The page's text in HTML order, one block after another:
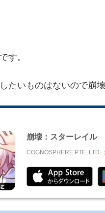
す。
たいものはないので崩
崩壊：スターレイル
COGNOSPHERE PTE. LTD.